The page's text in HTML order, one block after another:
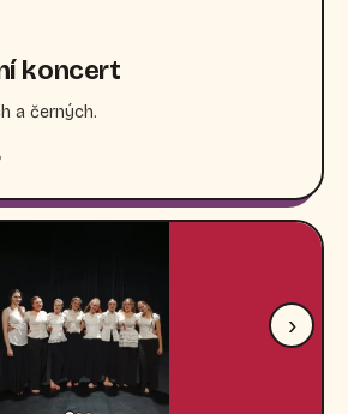
koncert
a černých.
›